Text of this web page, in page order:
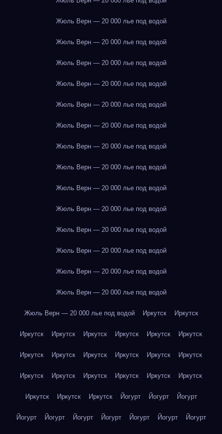
Жюль Верн — 20 000 лье под водой
Жюль Верн — 20 000 лье под водой
Жюль Верн — 20 000 лье под водой
Жюль Верн — 20 000 лье под водой
Жюль Верн — 20 000 лье под водой
Жюль Верн — 20 000 лье под водой
Жюль Верн — 20 000 лье под водой
Жюль Верн — 20 000 лье под водой
Жюль Верн — 20 000 лье под водой
Жюль Верн — 20 000 лье под водой
Жюль Верн — 20 000 лье под водой
Жюль Верн — 20 000 лье под водой
Жюль Верн — 20 000 лье под водой
Жюль Верн — 20 000 лье под водой
Жюль Верн — 20 000 лье под водой Иркутск Иркутск
Иркутск Иркутск Иркутск Иркутск Иркутск Иркутск
Иркутск Иркутск Иркутск Иркутск Иркутск Иркутск
Иркутск Иркутск Иркутск Иркутск Иркутск Иркутск
Иркутск Иркутск Иркутск Йогурт Йогурт Йогурт
Йогурт Йогурт Йогурт Йогурт Йогурт Йогурт Йогурт